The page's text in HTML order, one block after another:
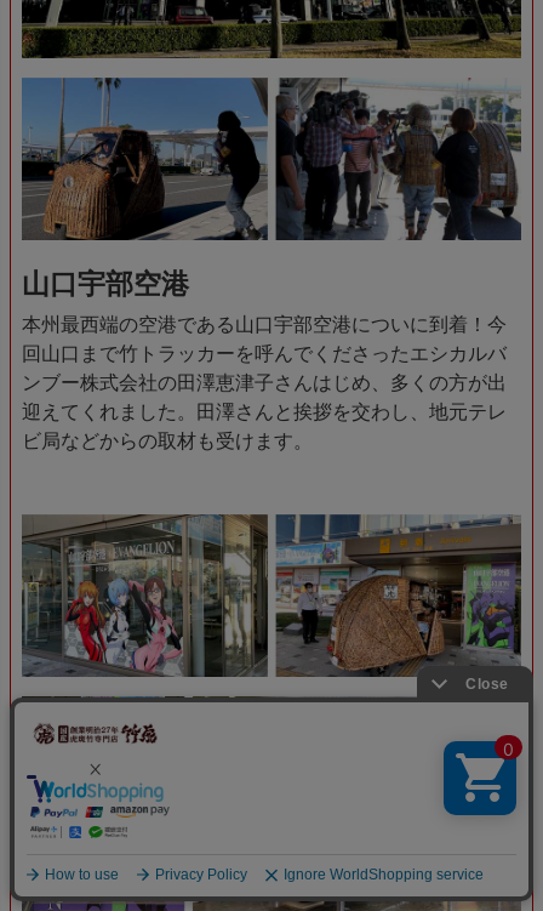
山口宇部空港
本州最西端の空港である山口宇部空港についに到着！今
回山口まで竹トラッカーを呼んでくださったエシカルバ
ンブー株式会社の田澤恵津子さんはじめ、多くの方が出
迎えてくれました。田澤さんと挨拶を交わし、地元テレ
ビ局などからの取材も受けます。